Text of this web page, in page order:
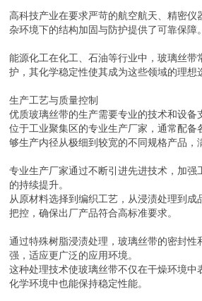
高科技产业在要求严苛的航空航天、精密仪
杂环境下的结构加固与防护提供了可靠保障。
能源化工在化工、石油等行业中，玻璃丝带
护，其化学稳定性使其成为这些领域的理想
生产工艺与质量控制
优质玻璃丝带的生产需要专业的技术和设备
位于工业聚集区的专业生产厂家，通常配备
够生产内径从极细到较宽的不同规格产品，
专业生产厂家通过不断引进先进技术，加强
的持续提升。
从原材料选择到编织工艺，从浸渍处理到成
把控，确保出厂产品符合高标准要求。
通过特殊树脂浸渍处理，玻璃丝带的密封性
强，适应更广泛的应用环境。
这种处理技术使玻璃丝带不仅在干燥环境中
化学环境中也能保持稳定性能。